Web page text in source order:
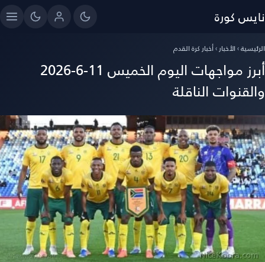
كورة
› الأخبار › أخبار كرة القدم
أبرز مواجهات اليوم الخميس 11-6-2026
الناقلة